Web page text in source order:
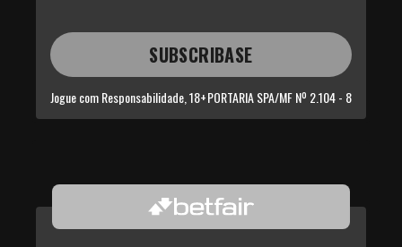
SUBSCRIBASE
Jogue com Responsabilidade, 18+PORTARIA SPA/MF Nº 2.104 - 8